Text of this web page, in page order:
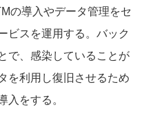
の導入やデータ管理をセ
ビスを運用する。バック
で、感染していることが
を利用し復旧させるため
入をする。